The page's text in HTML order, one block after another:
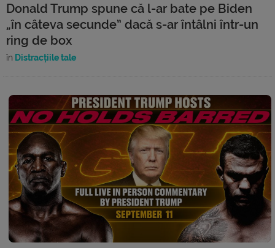
Donald Trump spune că l-ar bate pe Biden
„în câteva secunde” dacă s-ar întâlni într-un
ring de box
în Distracțiile tale